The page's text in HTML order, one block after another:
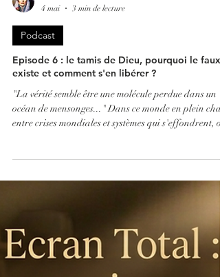
4 mai
Podcast
existe et comment s'en libérer ?
"La vérité semble être une molécule perdue dans un
peut se demander : pourquoi le "Faux" semble-t-il